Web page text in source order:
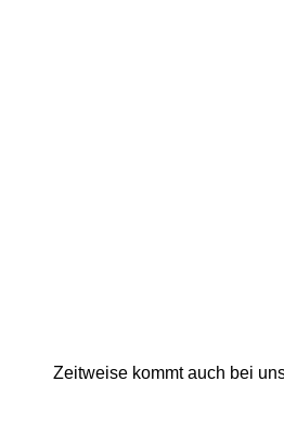
Zeitweise kommt auch bei